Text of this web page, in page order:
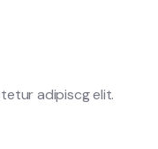
adipiscg elit.